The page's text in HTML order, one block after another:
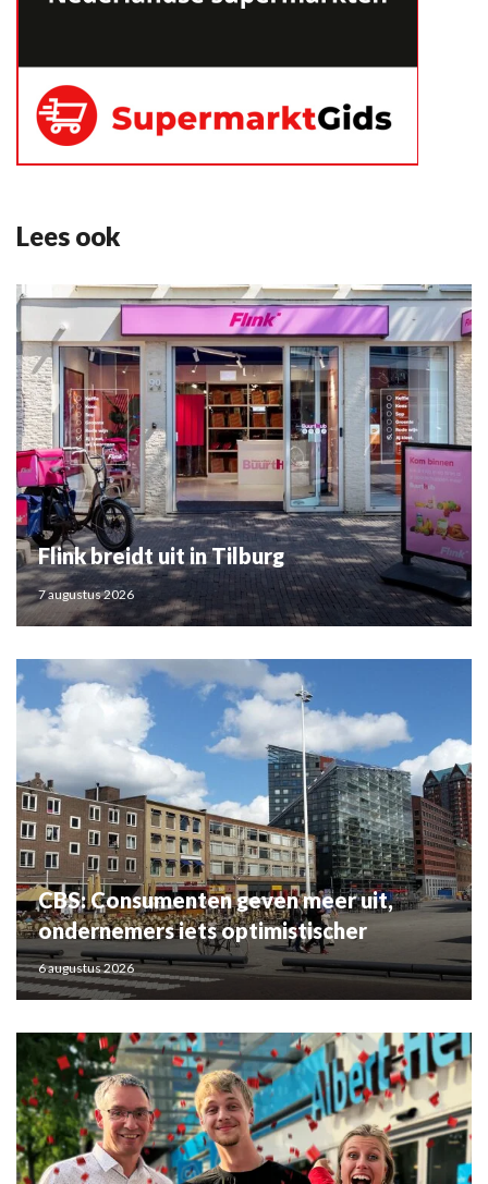
Lees ook
Flink breidt uit in Tilburg
7 augustus 2026
CBS: Consumenten geven meer uit,
ondernemers iets optimistischer
6 augustus 2026